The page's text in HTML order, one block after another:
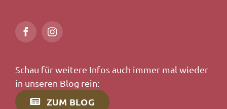
Schau für weitere Infos auch immer mal wieder
in unseren Blog rein:
ZUM BLOG